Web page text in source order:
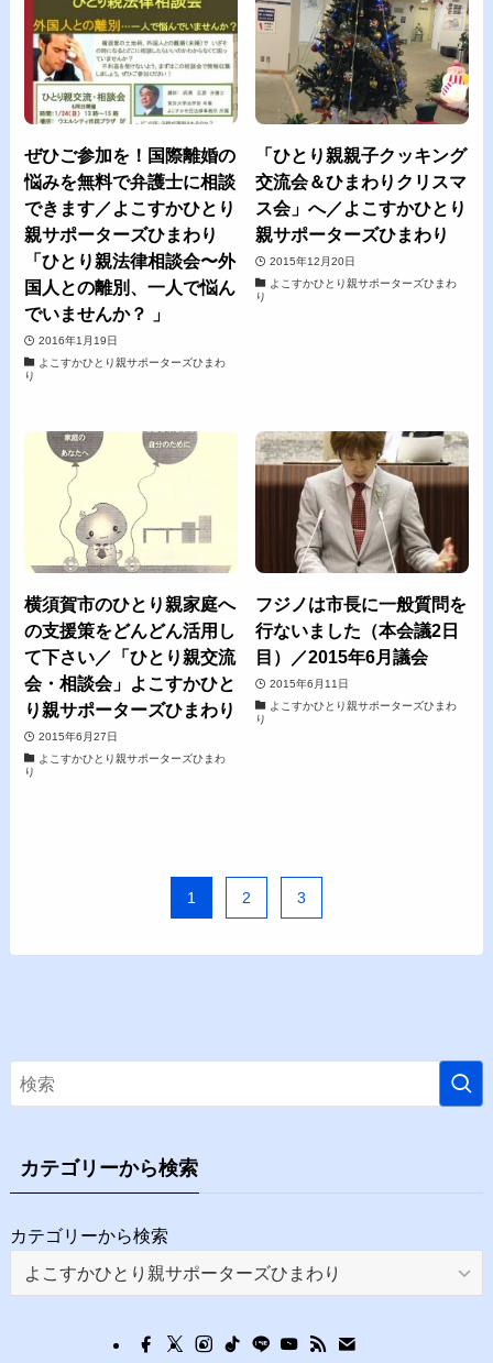
ぜひご参加を！国際離婚の
悩みを無料で弁護士に相談
できます／よこすかひとり
親サポーターズひまわり
「ひとり親法律相談会〜外
国人との離別、一人で悩ん
でいませんか？ 」
2016年1月19日
よこすかひとり親サポーターズひまわ
り
「ひとり親親子クッキング
交流会＆ひまわりクリスマ
ス会」へ／よこすかひとり
親サポーターズひまわり
2015年12月20日
よこすかひとり親サポーターズひまわ
り
横須賀市のひとり親家庭へ
の支援策をどんどん活用し
て下さい／「ひとり親交流
会・相談会」よこすかひと
り親サポーターズひまわり
2015年6月27日
よこすかひとり親サポーターズひまわ
り
フジノは市長に一般質問を
行ないました（本会議2日
目）／2015年6月議会
2015年6月11日
よこすかひとり親サポーターズひまわ
り
1 2 3
カテゴリーから検索
カテゴリーから検索